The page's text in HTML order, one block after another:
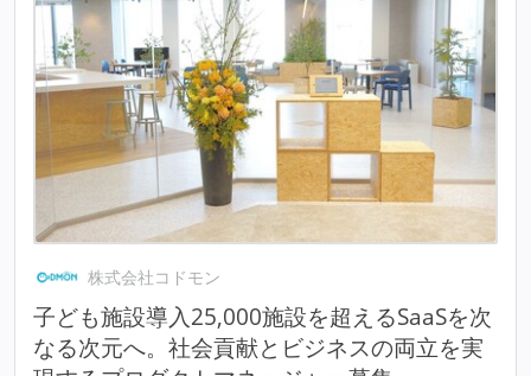
株式会社コドモン
子ども施設導入25,000施設を超えるSaaSを次
なる次元へ。社会貢献とビジネスの両立を実